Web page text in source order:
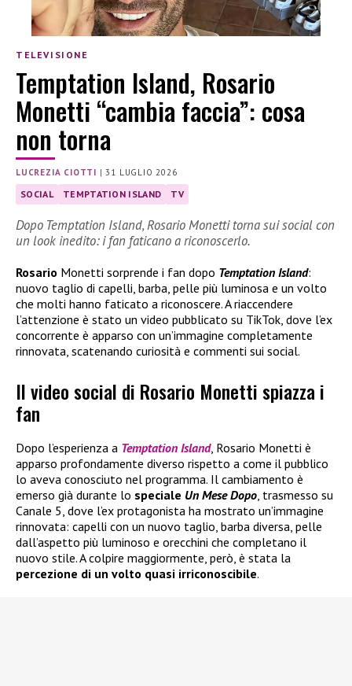
TELEVISIONE
Temptation Island, Rosario
Monetti “cambia faccia”: cosa
non torna
LUCREZIA CIOTTI |31 LUGLIO 2026
SOCIAL TEMPTATION ISLAND TV
Dopo Temptation Island, Rosario Monetti torna sui social con
un look inedito: i fan faticano a riconoscerlo.
Rosario Monetti sorprende i fan dopo Temptation Island:
nuovo taglio di capelli, barba, pelle più luminosa e un volto
che molti hanno faticato a riconoscere. A riaccendere
l’attenzione è stato un video pubblicato su TikTok, dove l’ex
concorrente è apparso con un’immagine completamente
rinnovata, scatenando curiosità e commenti sui social.
Il video social di Rosario Monetti spiazza i
fan
Dopo l’esperienza a Temptation Island, Rosario Monetti è
apparso profondamente diverso rispetto a come il pubblico
lo aveva conosciuto nel programma. Il cambiamento è
emerso già durante lo speciale Un Mese Dopo , trasmesso su
Canale 5, dove l’ex protagonista ha mostrato un’immagine
rinnovata: capelli con un nuovo taglio, barba diversa, pelle
dall’aspetto più luminoso e orecchini che completano il
nuovo stile. A colpire maggiormente, però, è stata la
percezione di un volto quasi irriconoscibile.